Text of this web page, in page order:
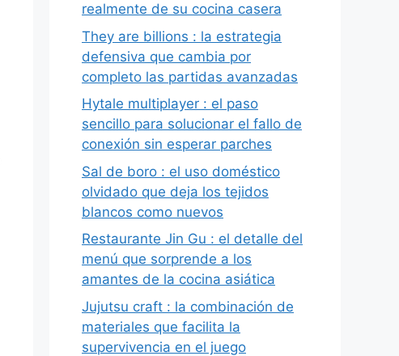
realmente de su cocina casera
They are billions : la estrategia
defensiva que cambia por
completo las partidas avanzadas
Hytale multiplayer : el paso
sencillo para solucionar el fallo de
conexión sin esperar parches
Sal de boro : el uso doméstico
olvidado que deja los tejidos
blancos como nuevos
Restaurante Jin Gu : el detalle del
menú que sorprende a los
amantes de la cocina asiática
Jujutsu craft : la combinación de
materiales que facilita la
supervivencia en el juego